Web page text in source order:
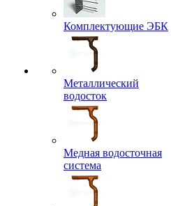
Комплектующие ЭБК
Металлический
водосток
Медная водосточная
система